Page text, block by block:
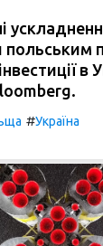
в
#Україна